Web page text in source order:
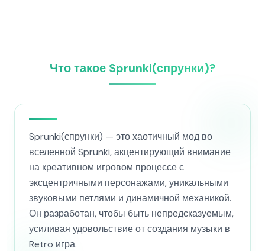
Что такое Sprunki(спрунки)?
Sprunki(спрунки) — это хаотичный мод во
вселенной Sprunki, акцентирующий внимание
на креативном игровом процессе с
эксцентричными персонажами, уникальными
звуковыми петлями и динамичной механикой.
Он разработан, чтобы быть непредсказуемым,
усиливая удовольствие от создания музыки в
Retro игра.